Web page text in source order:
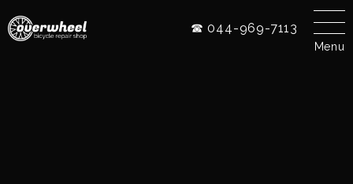
☎ 044-969-7113
Menu